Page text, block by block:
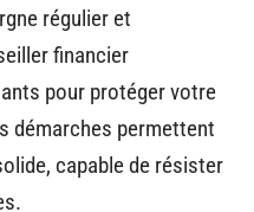
régulier et
financier
pour protéger votre
démarches permettent
capable de résister